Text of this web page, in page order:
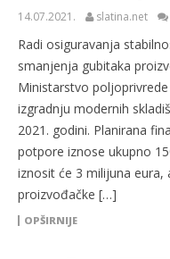
14.07.2021. slatina.net
Radi osiguravanja
smanjenja gubitaka
Ministarstvo
izgradnju modernih
2021. godini. Planirana
potpore iznose ukupno
iznosit će 3 milijuna eura,
proizvođačke […]
OPŠIRNIJE